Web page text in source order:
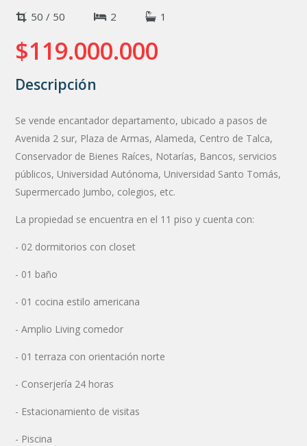
50 / 50 2 1
$119.000.000
Descripción
Se vende encantador departamento, ubicado a pasos de
Avenida 2 sur, Plaza de Armas, Alameda, Centro de Talca,
Conservador de Bienes Raíces, Notarías, Bancos, servicios
públicos, Universidad Autónoma, Universidad Santo Tomás,
Supermercado Jumbo, colegios, etc.
La propiedad se encuentra en el 11 piso y cuenta con:
- 02 dormitorios con closet
- 01 baño
- 01 cocina estilo americana
- Amplio Living comedor
- 01 terraza con orientación norte
- Conserjería 24 horas
- Estacionamiento de visitas
- Piscina